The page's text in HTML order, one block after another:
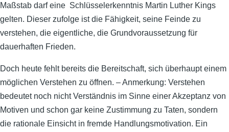
Maßstab darf eine Schlüsselerkenntnis Martin Luther Kings
gelten. Dieser zufolge ist die Fähigkeit, seine Feinde zu
verstehen, die eigentliche, die Grundvoraussetzung für
dauerhaften Frieden.
Doch heute fehlt bereits die Bereitschaft, sich überhaupt einem
möglichen Verstehen zu öffnen. – Anmerkung: Verstehen
bedeutet noch nicht Verständnis im Sinne einer Akzeptanz von
Motiven und schon gar keine Zustimmung zu Taten, sondern
die rationale Einsicht in fremde Handlungsmotivation. Ein